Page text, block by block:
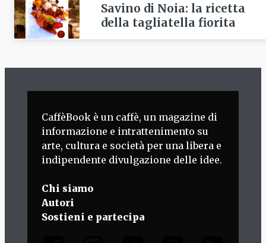
Savino di Noia: la ricetta
della tagliatella fiorita
CaffèBook è un caffè, un magazine di
informazione e intrattenimento su
arte, cultura e società per una libera e
indipendente divulgazione delle idee.
Chi siamo
Autori
Sostieni e partecipa